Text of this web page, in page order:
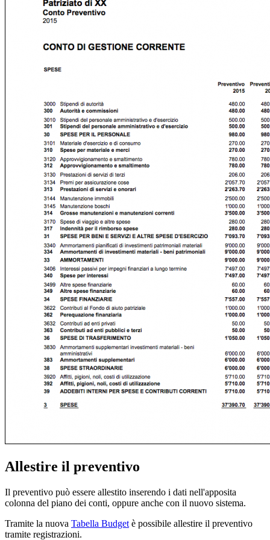
Allestire il preventivo
Il preventivo può essere allestito inserendo i dati nell'apposita
colonna del piano dei conti, oppure anche con il nuovo sistema.
Tramite la nuova Tabella Budget è possibile allestire il preventivo
tramite registrazioni.